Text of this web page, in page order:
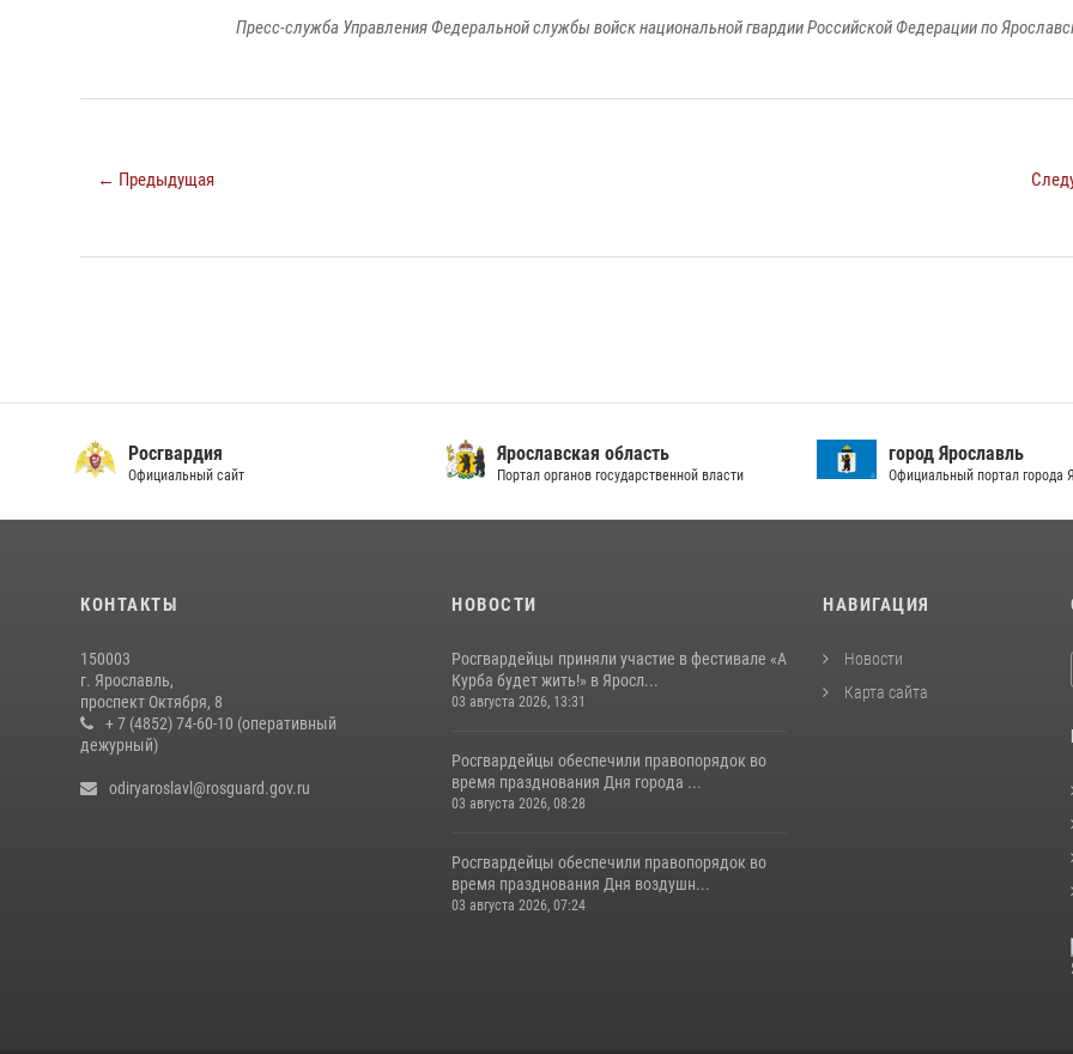
Пресс-служба Управления Федеральной службы войск национальной гвардии Российской Федерации по
← Предыдущая
Росгвардия
Официальный сайт
Ярославская область
Портал органов государственной власти
город Ярославль
Официальный портал города
КОНТАКТЫ
150003
г. Ярославль,
проспект Октября, 8
+ 7 (4852) 74-60-10 (оперативный
дежурный)
odiryaroslavl@rosguard.gov.ru
НОВОСТИ
Росгвардейцы приняли участие в фестивале «А
Курба будет жить!» в Яросл...
03 августа 2026, 13:31
Росгвардейцы обеспечили правопорядок во
время празднования Дня города ...
03 августа 2026, 08:28
Росгвардейцы обеспечили правопорядок во
время празднования Дня воздушн...
03 августа 2026, 07:24
НАВИГАЦИЯ
Новости
Карта сайта